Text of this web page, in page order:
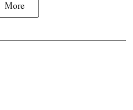
More